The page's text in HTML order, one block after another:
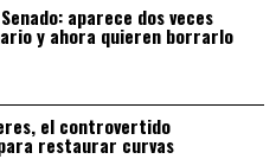
aparece dos veces
y ahora quieren borrarlo
el controvertido
restaurar curvas